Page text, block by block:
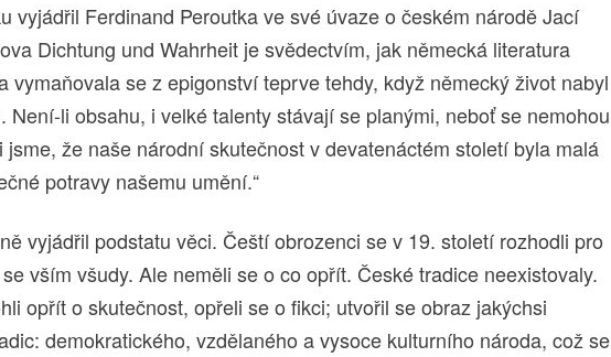
vyjádřil Ferdinand Peroutka ve své úvaze o českém národě Jací
Dichtung und Wahrheit je svědectvím, jak německá literatura
vymaňovala se z epigonství teprve tehdy, když německý život nabyl
Není-li obsahu, i velké talenty stávají se planými, neboť se nemohou
že naše národní skutečnost v devatenáctém století byla malá
potravy našemu umění.“
vyjádřil podstatu věci. Čeští obrozenci se v 19. století rozhodli pro
vším všudy. Ale neměli se o co opřít. České tradice neexistovaly.
opřít o skutečnost, opřeli se o fikci; utvořil se obraz jakýchsi
demokratického, vzdělaného a vysoce kulturního národa, což se